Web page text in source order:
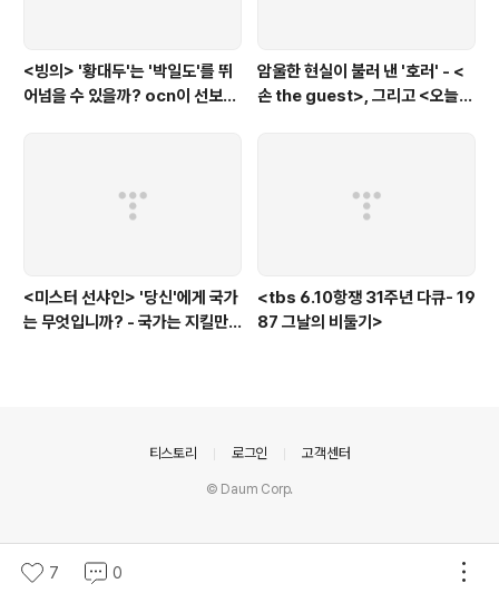
<빙의> '황대두'는 '박일도'를 뛰
어넘을 수 있을까? ocn이 선보인
암울한 현실이 불러 낸 '호러' - <
손 the guest>, 그리고 <오늘의
<미스터 선샤인> '당신'에게 국가
는 무엇입니까? - 국가는 지킬만
<tbs 6.10항쟁 31주년 다큐- 19
87 그날의 비둘기>
7 0
티스토리 로그인 고객센터
© Daum Corp.